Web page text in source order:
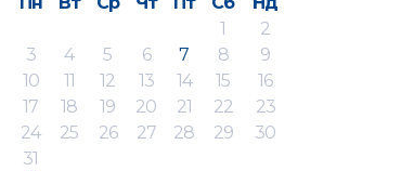
1
2
3
4 5 6 7 8
9
10
11 12 13 14 15
16
17
18 19 20 21 22
23
24
25 26 27 28 29
30
31